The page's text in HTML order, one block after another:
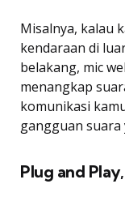
Misalnya, kalau
kendaraan di
belakang, mic
menangkap
komunikasi
gangguan
Plug and